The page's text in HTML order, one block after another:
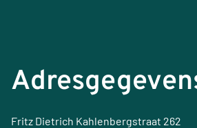
Fritz Dietrich Kahlenbergstraat 262